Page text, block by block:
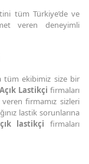
tüm Türkiye’de ve
veren deneyimli
tüm ekibimiz size bir
Lastikçi firmaları
firmamız sizleri
lastik sorunlarına
lastikçi firmaları